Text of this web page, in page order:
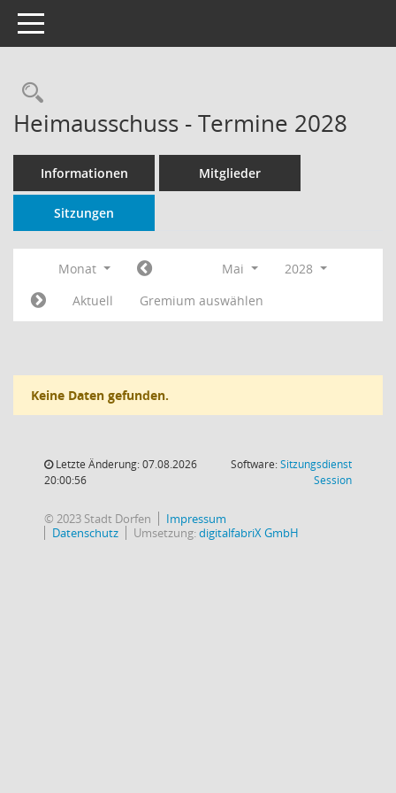
Toggle navigation
Rechercheauswahl
Heimausschuss - Termine 2028
Informationen Mitglieder
Sitzungen
Monat Mai
2028
Aktuell
Gremium auswählen
Keine Daten gefunden.
Letzte Änderung: 07.08.2026
20:00:56
Software:Sitzungsdienst
Session(Wird in
© 2023 Stadt Dorfen
Impressum
Datenschutz
Umsetzung:digitalfabriX GmbH